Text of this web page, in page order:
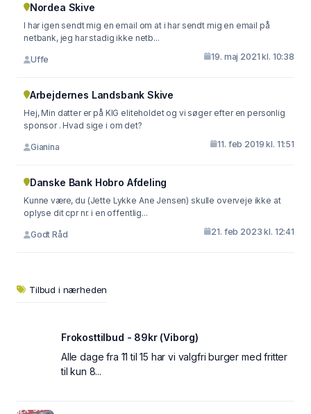
Nordea Skive
I har igen sendt mig en email om at i har sendt mig en email på
netbank, jeg har stadig ikke netb...
Uffe 19. maj 2021 kl. 10:38
Arbejdernes Landsbank Skive
Hej, Min datter er på KIG eliteholdet og vi søger efter en personlig
sponsor . Hvad sige i om det?
Gianina 11. feb 2019 kl. 11:51
Danske Bank Hobro Afdeling
Kunne være, du (Jette Lykke Ane Jensen) skulle overveje ikke at
oplyse dit cpr nr. i en offentlig...
Godt Råd 21. feb 2023 kl. 12:41
Tilbud i nærheden
Frokosttilbud - 89kr (Viborg)
Alle dage fra 11 til 15 har vi valgfri burger med fritter
til kun 8...